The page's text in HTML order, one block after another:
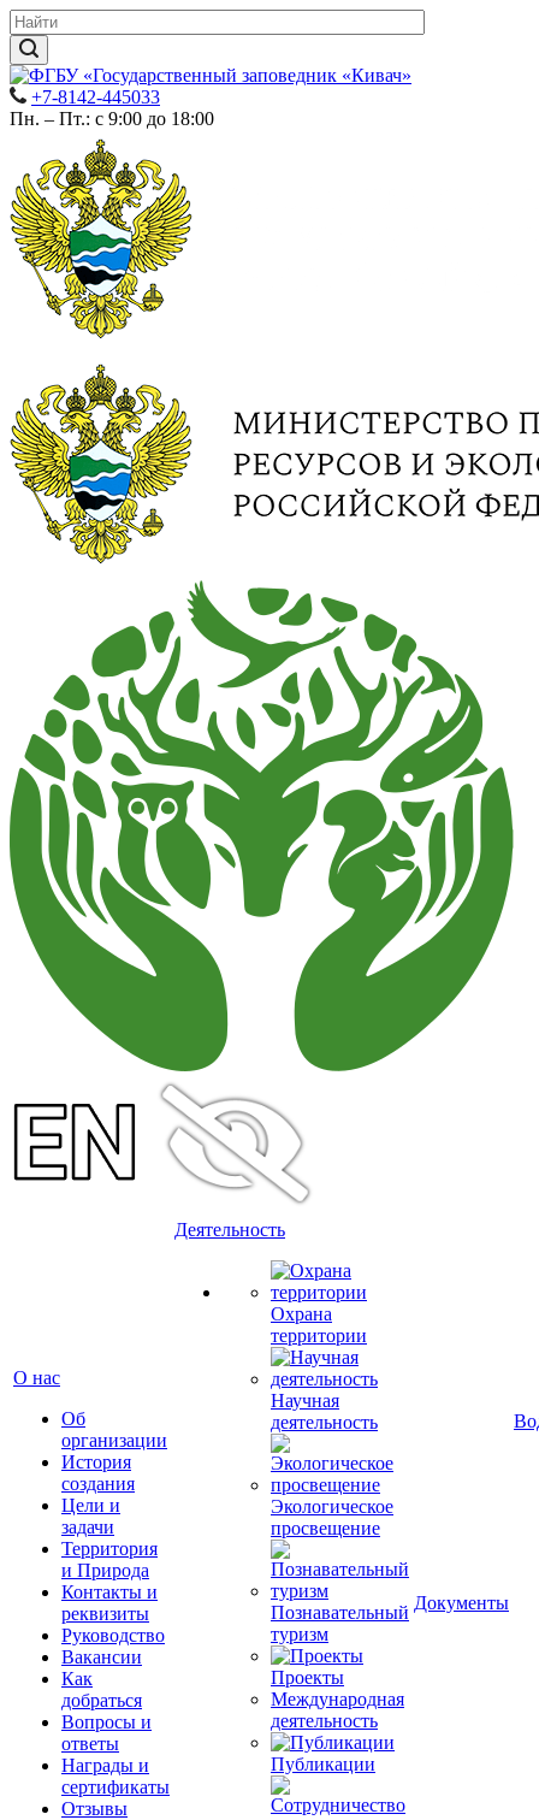
+7-8142-445033
Пн. – Пт.: с 9:00 до 18:00
О нас
Об
организации
История
создания
Цели и
задачи
Территория
и Природа
Контакты и
реквизиты
Руководство
Вакансии
Как
добраться
Вопросы и
ответы
Награды и
сертификаты
Отзывы
Деятельность
Охрана
территории
Научная
деятельность
Экологическое
просвещение
Познавательный
туризм
Проекты
Международная
деятельность
Публикации
Документы